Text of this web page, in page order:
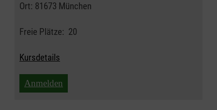
Ort: 81673 München
Freie Plätze: 20
Kursdetails
Anmelden